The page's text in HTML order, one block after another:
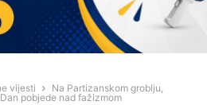
vijesti
Na Partizanskom groblju,
pobjede nad fažizmom